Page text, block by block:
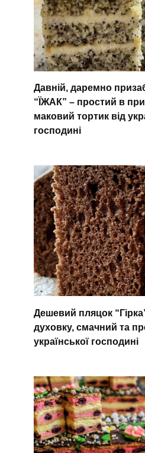
Давній, даремно
“ЇЖАК” – простий в
маковий тортик від
господині
Дешевий пляцок
духовку, смачний та
української господині